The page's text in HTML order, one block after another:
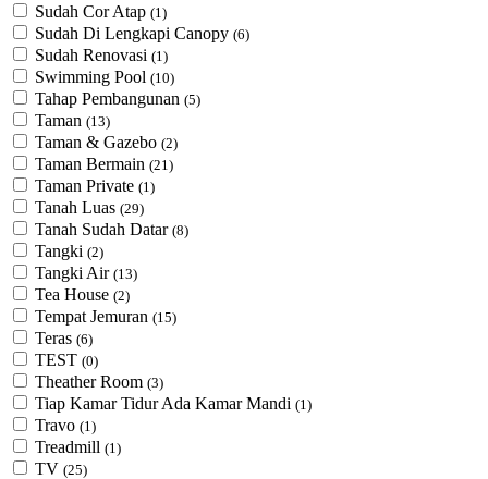
Sudah Cor Atap (1)
Sudah Di Lengkapi Canopy (6)
Sudah Renovasi (1)
Swimming Pool (10)
Tahap Pembangunan (5)
Taman (13)
Taman & Gazebo (2)
Taman Bermain (21)
Taman Private (1)
Tanah Luas (29)
Tanah Sudah Datar (8)
Tangki (2)
Tangki Air (13)
Tea House (2)
Tempat Jemuran (15)
Teras (6)
TEST (0)
Theather Room (3)
Tiap Kamar Tidur Ada Kamar Mandi (1)
Travo (1)
Treadmill (1)
TV (25)